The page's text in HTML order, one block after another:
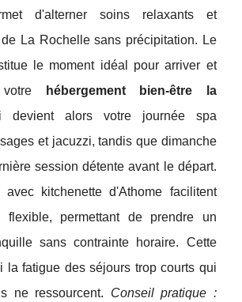
d'alterner soins relaxants et
La Rochelle sans précipitation. Le
le moment idéal pour arriver et
votre
hébergement bien-être la
devient alors votre journée spa
et jacuzzi, tandis que dimanche
session détente avant le départ.
avec kitchenette d'Athome facilitent
flexible, permettant de prendre un
sans contrainte horaire. Cette
la fatigue des séjours trop courts qui
ne ressourcent. Conseil pratique :